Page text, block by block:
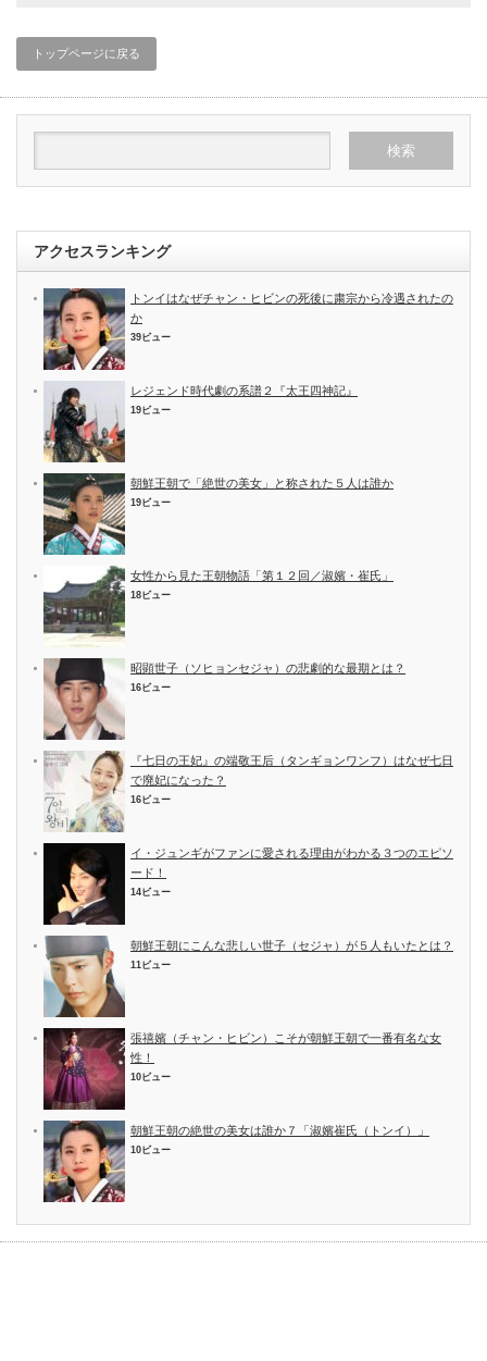
トップページに戻る
アクセスランキング
トンイはなぜチャン・ヒビンの死後に粛宗から冷遇されたの
か
39ビュー
レジェンド時代劇の系譜２『太王四神記』
19ビュー
朝鮮王朝で「絶世の美女」と称された５人は誰か
19ビュー
女性から見た王朝物語「第１２回／淑嬪・崔氏」
18ビュー
昭顕世子（ソヒョンセジャ）の悲劇的な最期とは？
16ビュー
『七日の王妃』の端敬王后（タンギョンワンフ）はなぜ七日
で廃妃になった？
16ビュー
イ・ジュンギがファンに愛される理由がわかる３つのエピソ
ード！
14ビュー
朝鮮王朝にこんな悲しい世子（セジャ）が５人もいたとは？
11ビュー
張禧嬪（チャン・ヒビン）こそが朝鮮王朝で一番有名な女
性！
10ビュー
朝鮮王朝の絶世の美女は誰か７「淑嬪崔氏（トンイ）」
10ビュー